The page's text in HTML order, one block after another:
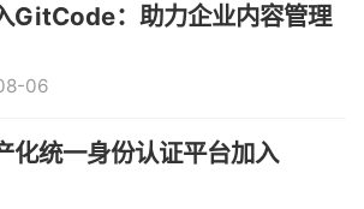
GitCode：助力企业内容管理
06
化统一身份认证平台加入